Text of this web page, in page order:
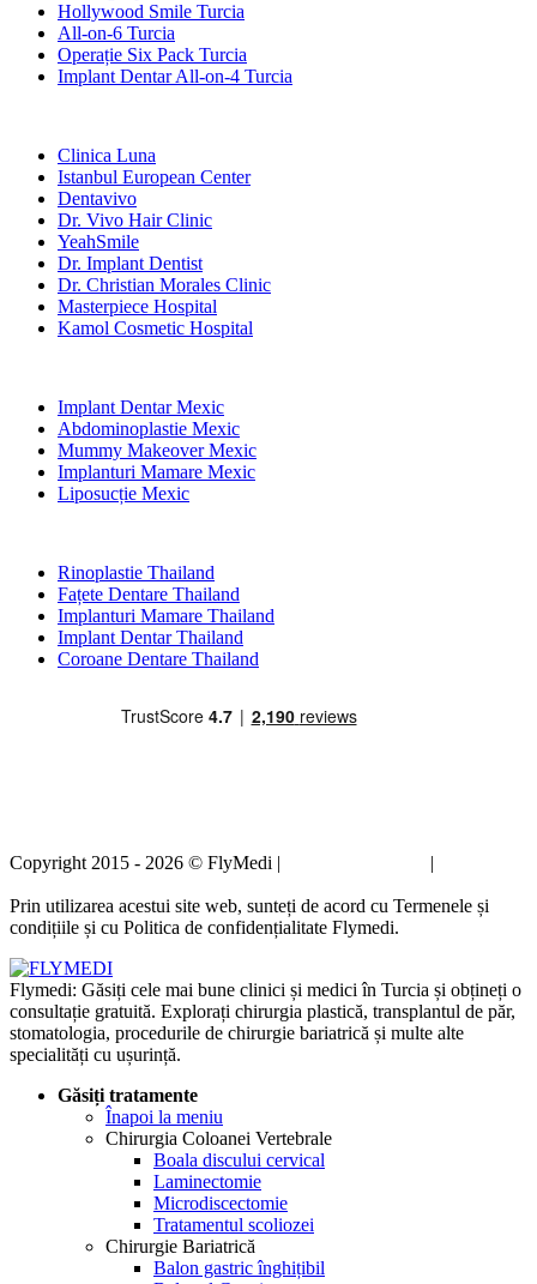
Hollywood Smile Turcia
All-on-6 Turcia
Operație Six Pack Turcia
Implant Dentar All-on-4 Turcia
Clinica Luna
Istanbul European Center
Dentavivo
Dr. Vivo Hair Clinic
YeahSmile
Dr. Implant Dentist
Dr. Christian Morales Clinic
Masterpiece Hospital
Kamol Cosmetic Hospital
Implant Dentar Mexic
Abdominoplastie Mexic
Mummy Makeover Mexic
Implanturi Mamare Mexic
Liposucție Mexic
Rinoplastie Thailand
Fațete Dentare Thailand
Implanturi Mamare Thailand
Implant Dentar Thailand
Coroane Dentare Thailand
Copyright 2015 - 2026 © FlyMedi | |
Prin utilizarea acestui site web, sunteți de acord cu Termenele și
condițiile și cu Politica de confidențialitate Flymedi.
Flymedi: Găsiți cele mai bune clinici și medici în Turcia și obțineți o
consultație gratuită. Explorați chirurgia plastică, transplantul de păr,
stomatologia, procedurile de chirurgie bariatrică și multe alte
specialități cu ușurință.
Găsiți tratamente
Înapoi la meniu
Chirurgia Coloanei Vertebrale
Boala discului cervical
Laminectomie
Microdiscectomie
Tratamentul scoliozei
Chirurgie Bariatrică
Balon gastric înghițibil